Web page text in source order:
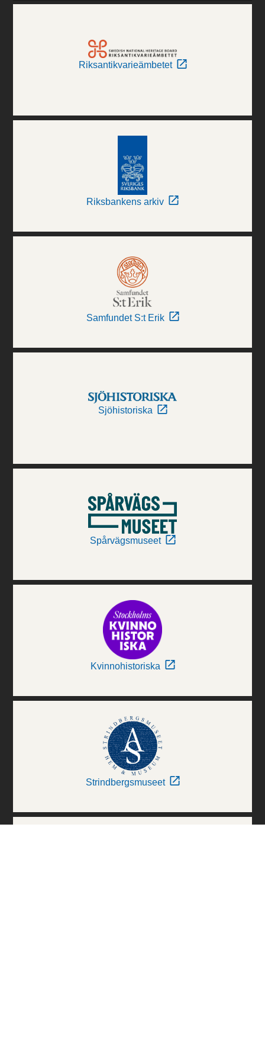
Riksantikvarieämbetet
Riksbankens arkiv
Samfundet S:t Erik
Sjöhistoriska
Spårvägsmuseet
Kvinnohistoriska
Strindbergsmuseet